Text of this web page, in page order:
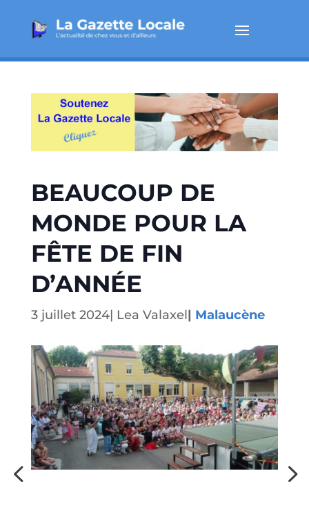
BEAUCOUP DE
MONDE POUR LA
FÊTE DE FIN
D’ANNÉE
3 juillet 2024| Lea Valaxel| Malaucène